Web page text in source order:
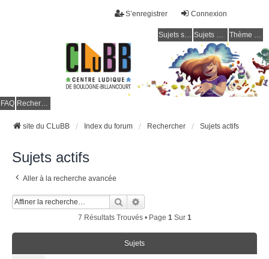
Connexion
S’enregistrer
Sujets sans réponse Sujets actifs Thème clair / foncé
FAQ Rechercher
site du CLuBB Index du forum Rechercher Sujets actifs
Sujets actifs
Aller à la recherche avancée
Rechercher
7 Résultats Trouvés • Page 1Sur 1
Sujets